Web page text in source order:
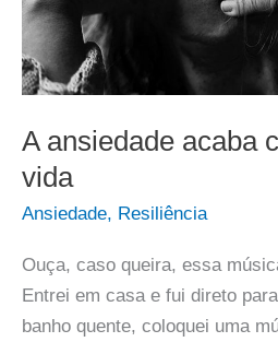
A ansiedade acaba
vida
Ansiedade, Resiliência
Ouça, caso queira, essa
Entrei em casa e fui direto
banho quente, coloquei uma